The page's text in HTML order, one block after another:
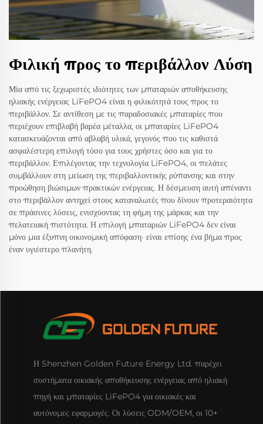
Φιλική προς το περιβάλλον Λύση
Μία από τις ξεχωριστές ιδιότητες των μπαταριών αποθήκευσης
ηλιακής ενέργειας LiFePO4 είναι η φιλικότητά τους προς το
περιβάλλον. Σε αντίθεση με τις παραδοσιακές μπαταρίες που
περιέχουν επιβλαβή βαρέα μέταλλα, οι μπαταρίες LiFePO4
κατασκευάζονται από αβλαβή υλικά, γεγονός που τις καθιστά
ασφαλέστερη επιλογή τόσο για τους χρήστες όσο και για το
περιβάλλον. Επιλέγοντας την τεχνολογία LiFePO4, οι πελάτες
συμβάλλουν στη μείωση της περιβαλλοντικής ρύπανσης και στην
προώθηση βιώσιμων πρακτικών ενέργειας. Η δέσμευση αυτή απέναντι
στο περιβάλλον αντηχεί στους καταναλωτές που δίνουν προτεραιότητα
σε πράσινες λύσεις, ενισχύοντας τη φήμη της μάρκας και την
πελατειακή πιστότητα. Η επιλογή μπαταριών LiFePO4 δεν είναι
μόνο μια έξυπνη οικονομική απόφαση· είναι επίσης ένα βήμα προς
έναν υγιέστερο πλανήτη.
Η Shenzhen Golden Future Energy Ltd. παρέχει
συστήματα οικιακής αποθήκευσης ενέργειας από ηλιακή
πηγή και μπαταρίες LiFePO4 για οικιακές και
αυτόνομες εφαρμογές. Οι λύσεις ODM/OEM, οι 10+